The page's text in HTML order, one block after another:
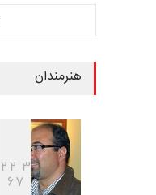
هنرمندان
22 3
67